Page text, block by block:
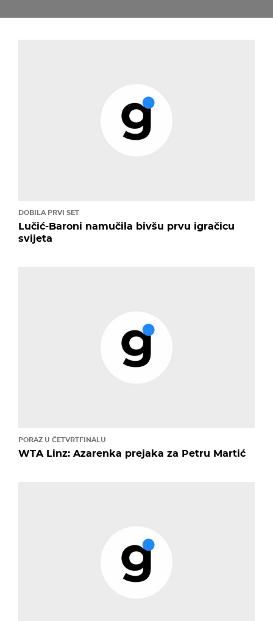
DOBILA PRVI SET
Lučić-Baroni namučila bivšu prvu igračicu
svijeta
PORAZ U ČETVRTFINALU
WTA Linz: Azarenka prejaka za Petru Martić